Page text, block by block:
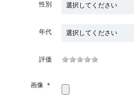
性別
年代
評価
画像 ＊